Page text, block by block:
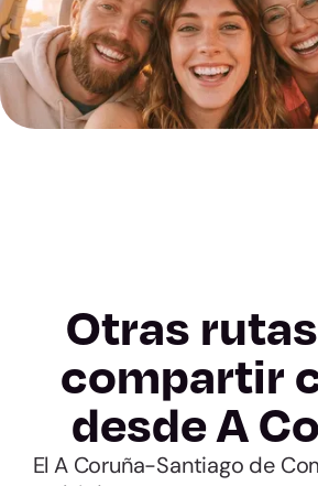
Otras
compartir
desde A
El A Coruña-Santiago de